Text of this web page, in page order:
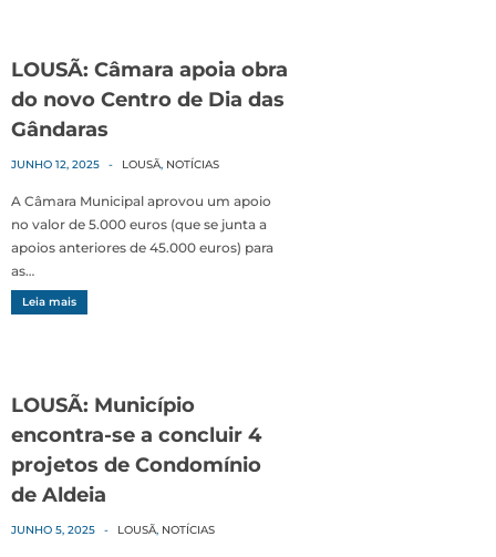
LOUSÃ: Câmara apoia obra
do novo Centro de Dia das
Gândaras
JUNHO 12, 2025 - LOUSÃ, NOTÍCIAS
A Câmara Municipal aprovou um apoio
no valor de 5.000 euros (que se junta a
apoios anteriores de 45.000 euros) para
as…
Leia mais
LOUSÃ: Município
encontra-se a concluir 4
projetos de Condomínio
de Aldeia
JUNHO 5, 2025 - LOUSÃ, NOTÍCIAS